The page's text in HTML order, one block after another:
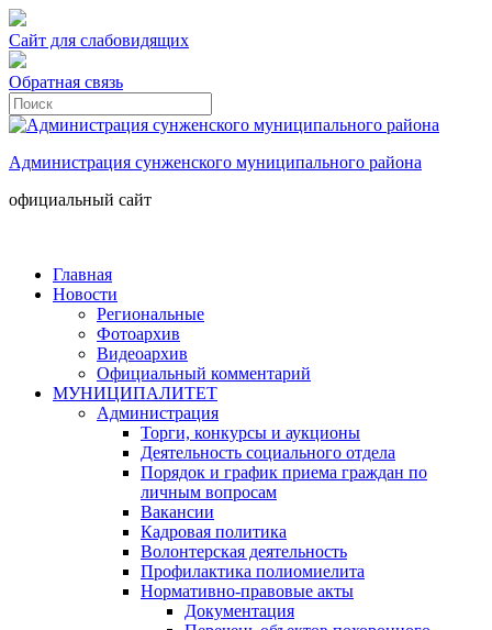
Сайт для слабовидящих
Обратная связь
Администрация сунженского муниципального района
официальный сайт
Главная
Новости
Региональные
Фотоархив
Видеоархив
Официальный комментарий
МУНИЦИПАЛИТЕТ
Администрация
Торги, конкурсы и аукционы
Деятельность социального отдела
Порядок и график приема граждан по
личным вопросам
Вакансии
Кадровая политика
Волонтерская деятельность
Профилактика полиомиелита
Нормативно-правовые акты
Документация